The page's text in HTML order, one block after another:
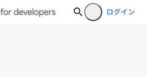
ログイン